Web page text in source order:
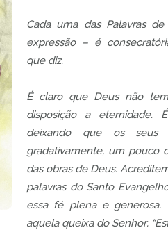
Cada uma das Palavras
expressão – é
que diz.
É claro que Deus não
disposição a
deixando que os seus
gradativamente, um pouco
das obras de Deus.
palavras do Santo
essa fé plena e
aquela queixa do Senhor: